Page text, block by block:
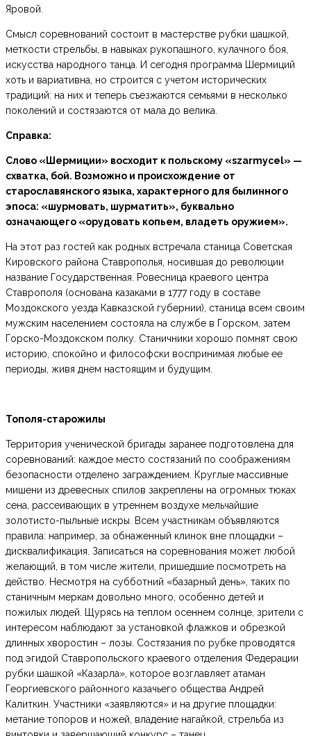
Яровой.
Смысл соревнований состоит в мастерстве рубки шашкой,
меткости стрельбы, в навыках рукопашного, кулачного боя,
искусства народного танца. И сегодня программа Шермиций
хоть и вариативна, но строится с учетом исторических
традиций: на них и теперь съезжаются семьями в несколько
поколений и состязаются от мала до велика.
Справка:
Слово «Шермиции» восходит к польскому «szarmycel» —
схватка, бой. Возможно и происхождение от
старославянского языка, характерного для былинного
эпоса: «шурмовать, шурматить», буквально
означающего «орудовать копьем, владеть оружием».
На этот раз гостей как родных встречала станица Советская
Кировского района Ставрополья, носившая до революции
название Государственная. Ровесница краевого центра
Ставрополя (основана казаками в 1777 году в составе
Моздокского уезда Кавказской губернии), станица всем своим
мужским населением состояла на службе в Горском, затем
Горско-Моздокском полку. Станичники хорошо помнят свою
историю, спокойно и философски воспринимая любые ее
периоды, живя днем настоящим и будущим.
Тополя-старожилы
Территория ученической бригады заранее подготовлена для
соревнований: каждое место состязаний по соображениям
безопасности отделено заграждением. Круглые массивные
мишени из древесных спилов закреплены на огромных тюках
сена, рассеивающих в утреннем воздухе мельчайшие
золотисто-пыльные искры. Всем участникам объявляются
правила: например, за обнаженный клинок вне площадки –
дисквалификация. Записаться на соревнования может любой
желающий, в том числе жители, пришедшие посмотреть на
действо. Несмотря на субботний «базарный день», таких по
станичным меркам довольно много, особенно детей и
пожилых людей. Щурясь на теплом осеннем солнце, зрители с
интересом наблюдают за установкой флажков и обрезкой
длинных хворостин – лозы. Состязания по рубке проводятся
под эгидой Ставропольского краевого отделения Федерации
рубки шашкой «Казарла», которое возглавляет атаман
Георгиевского районного казачьего общества Андрей
Калиткин. Участники «заявляются» и на другие площадки:
метание топоров и ножей, владение нагайкой, стрельба из